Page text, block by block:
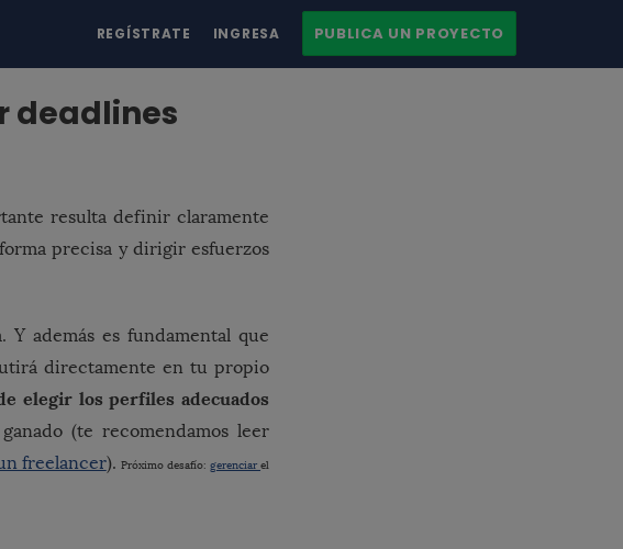
REGÍSTRATE INGRESA PUBLICA UN PROYECTO
deadlines
resulta definir claramente
precisa y dirigir esfuerzos
además es fundamental que
directamente en tu propio
elegir los perfiles adecuados
(te recomendamos leer
freelancer). Próximo desafío: gerenciarel